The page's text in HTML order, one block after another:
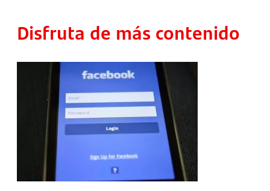
Disfruta de más contenido